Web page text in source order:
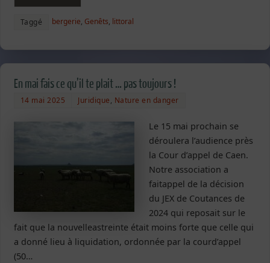
Taggé bergerie, Genêts, littoral
En mai fais ce qu’il te plait … pas toujours !
14 mai 2025 Juridique, Nature en danger
Le 15 mai prochain se
déroulera l’audience près
la Cour d’appel de Caen.
Notre association a
faitappel de la décision
du JEX de Coutances de
2024 qui reposait sur le
fait que la nouvelleastreinte était moins forte que celle qui
a donné lieu à liquidation, ordonnée par la courd’appel
(50…